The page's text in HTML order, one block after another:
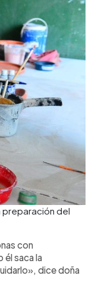
preparación del
con
él saca la
dice doña